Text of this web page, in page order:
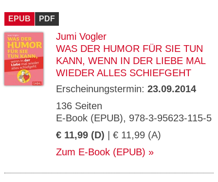
EPUB PDF
Jumi Vogler
WAS DER HUMOR FÜR SIE TUN
KANN, WENN IN DER LIEBE MAL
WIEDER ALLES SCHIEFGEHT
Erscheinungstermin: 23.09.2014
136 Seiten
E-Book (EPUB), 978-3-95623-115-5
€ 11,99 (D) | € 11,99 (A)
Zum E-Book (EPUB)